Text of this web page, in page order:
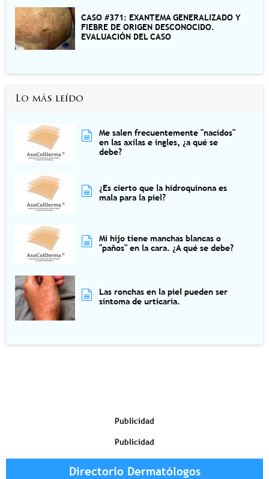
CASO #371: EXANTEMA GENERALIZADO Y
FIEBRE DE ORIGEN DESCONOCIDO.
EVALUACIÓN DEL CASO
Lo más leído
Me salen frecuentemente "nacidos"
en las axilas e ingles, ¿a qué se
debe?
¿Es cierto que la hidroquinona es
mala para la piel?
Mi hijo tiene manchas blancas o
"paños" en la cara. ¿A qué se debe?
Las ronchas en la piel pueden ser
síntoma de urticaria.
Publicidad
Publicidad
Directorio Dermatólogos